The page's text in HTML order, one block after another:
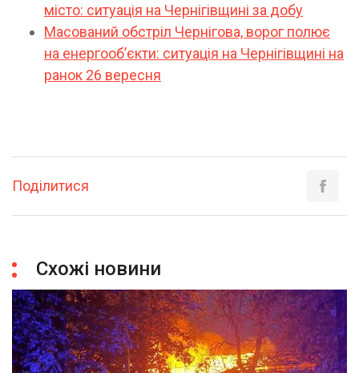
місто: ситуація на Чернігівщині за добу
Масований обстріл Чернігова, ворог полює
на енергообʼєкти: ситуація на Чернігівщині на
ранок 26 вересня
Поділитися
Схожі новини